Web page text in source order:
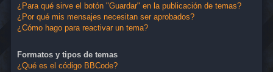
¿Para qué sirve el botón "Guardar" en la publicación de temas?
¿Por qué mis mensajes necesitan ser aprobados?
¿Cómo hago para reactivar un tema?
Formatos y tipos de temas
¿Qué es el código BBCode?